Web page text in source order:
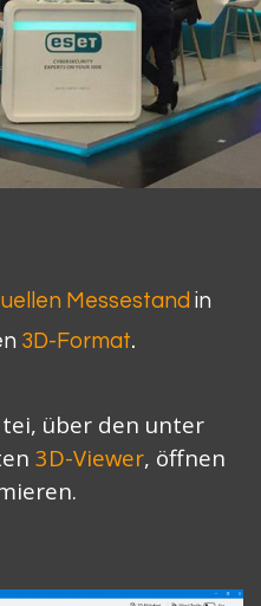
Messestand in
3D-Format.
über den unter
3D-Viewer, öffnen